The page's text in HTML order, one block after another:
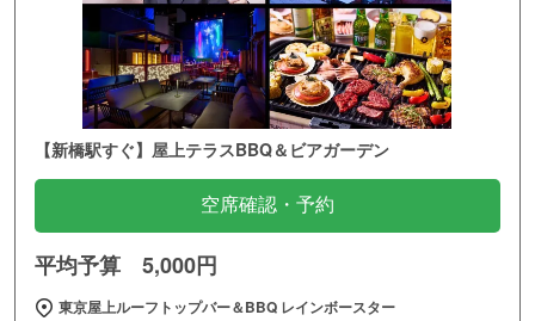
【新橋駅すぐ】屋上テラスBBQ＆ビアガーデン
空席確認・予約
平均予算 5,000円
東京屋上ルーフトップバー＆BBQ レインボースター